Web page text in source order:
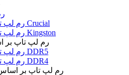
رم لپ تاپ Crucial
رم لپ تاپ Kingston
رم لپ تاپ بر
رم لپ تاپ DDR5
رم لپ تاپ DDR4
رم لپ تاپ بر